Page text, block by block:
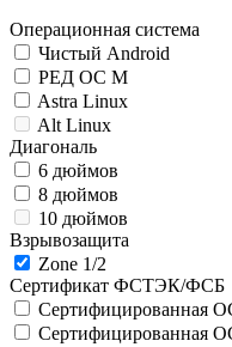
Операционная система
Чистый Android
РЕД ОС М
Astra Linux
Alt Linux
Диагональ
6 дюймов
8 дюймов
10 дюймов
Взрывозащита
Zone 1/2
Сертификат ФСТЭК/ФСБ
Сертифицированная
Сертифицированная